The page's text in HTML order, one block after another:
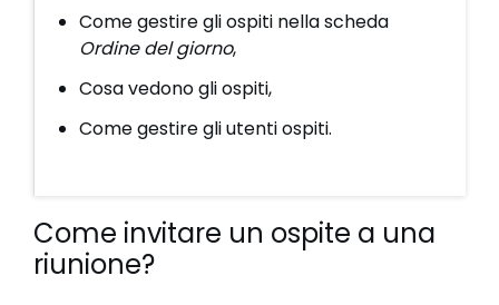
Come gestire gli ospiti nella scheda
Ordine del giorno,
Cosa vedono gli ospiti,
Come gestire gli utenti ospiti.
Come invitare un ospite a una
riunione?